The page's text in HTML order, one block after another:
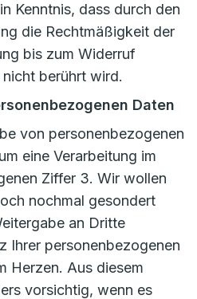
Kenntnis, dass durch den
die Rechtmäßigkeit der
bis zum Widerruf
berührt wird.
Daten
von personenbezogenen
eine Verarbeitung im
Ziffer 3. Wir wollen
nochmal gesondert
an Dritte
Ihrer personenbezogenen
Herzen. Aus diesem
vorsichtig, wenn es